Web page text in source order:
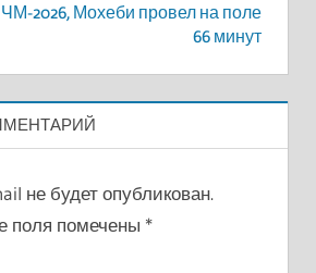
2026, Мохеби провел на поле
66 минут
не будет опубликован.
поля помечены *